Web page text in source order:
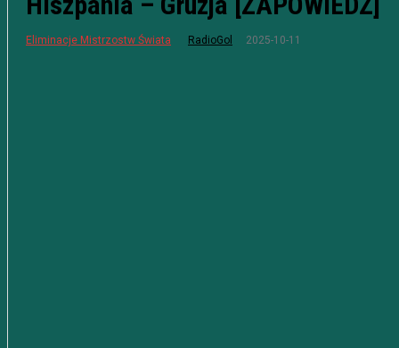
Eliminacje Mistrzostw Świata RadioGol 2025-10-11